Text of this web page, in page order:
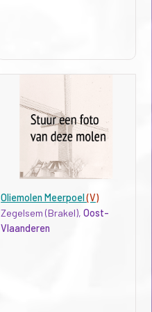
Oliemolen Meerpoel(V)
Zegelsem (Brakel),Oost-
Vlaanderen